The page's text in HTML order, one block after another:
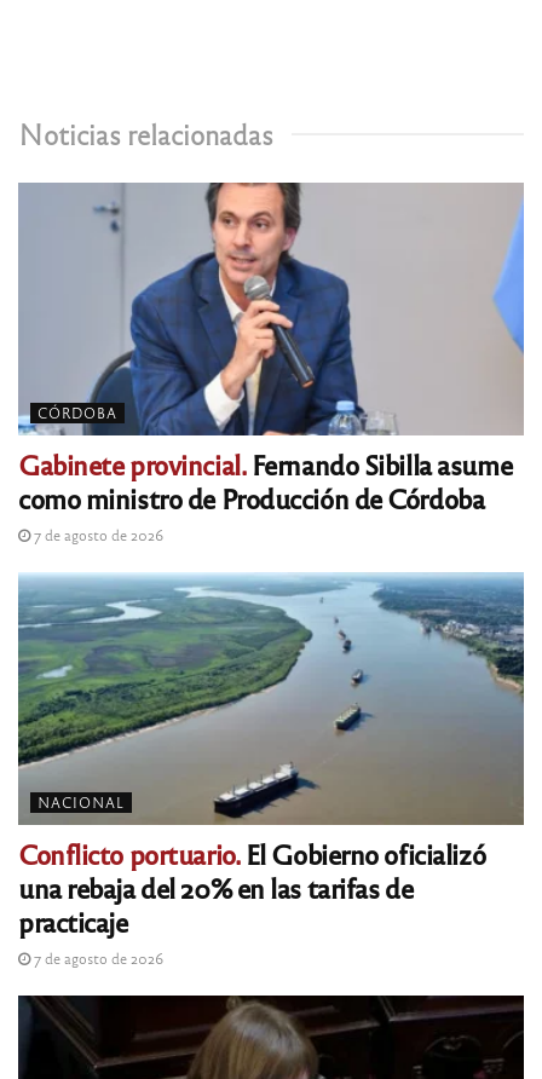
Noticias relacionadas
CÓRDOBA
Gabinete provincial.Fernando Sibilla asume
como ministro de Producción de Córdoba
7 de agosto de 2026
NACIONAL
Conflicto portuario.El Gobierno oficializó
una rebaja del 20% en las tarifas de
practicaje
7 de agosto de 2026